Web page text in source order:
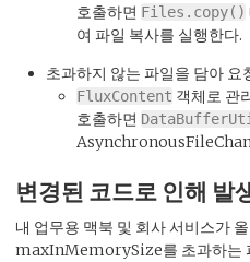
호출하면 Files.copy()
여 파일 복사를 실행한다.
초과하지 않는 파일을 담아 요
FluxContent 객체로 관
호출하면
변경된 코드로 인해 발
내 업무용 맥북 및 회사 서비스가
maxInMemorySize를 초과하는